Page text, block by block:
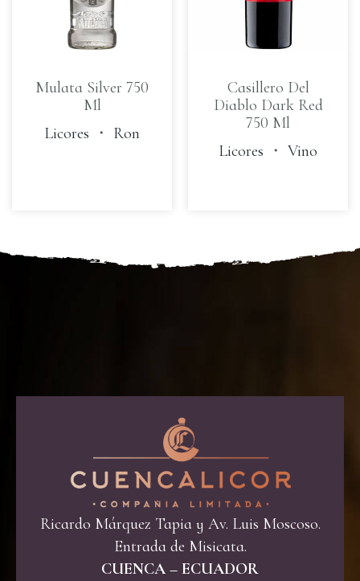
Mulata Silver 750
Ml
Licores ・ Ron
Casillero Del
Diablo Dark Red
750 Ml
Licores ・ Vino
Ricardo Márquez Tapia y Av. Luis Moscoso.
Entrada de Misicata.
CUENCA – ECUADOR